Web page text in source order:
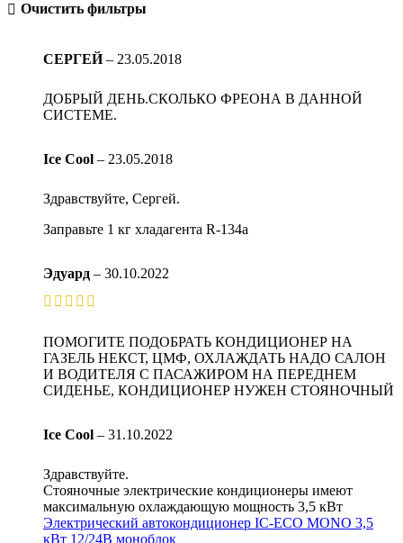
Очистить фильтры
СЕРГЕЙ– 23.05.2018
ДОБРЫЙ ДЕНЬ.СКОЛЬКО ФРЕОНА В ДАННОЙ
СИСТЕМЕ.
Ice Cool – 23.05.2018
Здравствуйте, Сергей.
Заправьте 1 кг хладагента R-134a
Эдуард – 30.10.2022
ПОМОГИТЕ ПОДОБРАТЬ КОНДИЦИОНЕР НА
ГАЗЕЛЬ НЕКСТ, ЦМФ, ОХЛАЖДАТЬ НАДО САЛОН
И ВОДИТЕЛЯ С ПАСАЖИРОМ НА ПЕРЕДНЕМ
СИДЕНЬЕ, КОНДИЦИОНЕР НУЖЕН СТОЯНОЧНЫЙ
Ice Cool – 31.10.2022
Здравствуйте.
Стояночные электрические кондиционеры имеют
максимальную охлаждающую мощность 3,5 кВт
Электрический автокондиционер IC-ECO MONO 3,5
кВт 12/24В моноблок